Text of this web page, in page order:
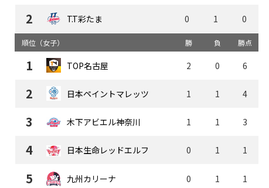
2 T.T彩たま 0 1 0
順位（女子） 勝 負 勝点
1 TOP名古屋 2 0 6
2 日本ペイントマレッツ 1 1 4
3 木下アビエル神奈川 1 1 3
4 日本生命レッドエルフ 0 1 1
5 九州カリーナ 0 1 1